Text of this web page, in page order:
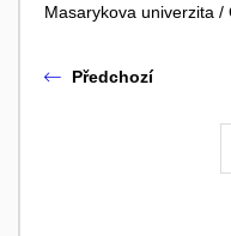
Masarykova univerzita
Předchozí